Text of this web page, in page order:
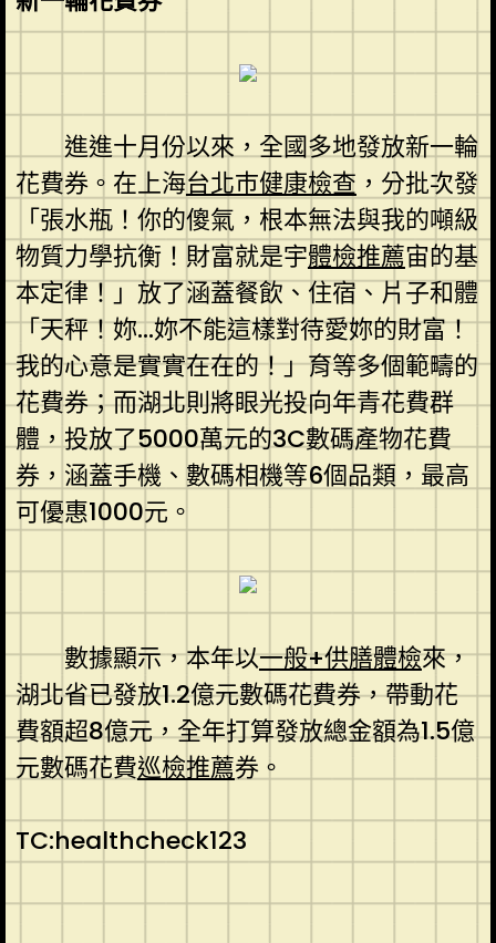
進進十月份以來，全國多地發放新一輪
花費券。在上海台北巿健康檢查 ，分批次發
「張水瓶！你的傻氣，根本無法與我的噸級
物質力學抗衡！財富就是宇體檢推薦宙的基
本定律！」放了涵蓋餐飲、住宿、片子和體
「天秤！妳…妳不能這樣對待愛妳的財富！
我的心意是實實在在的！」育等多個範疇的
花費券；而湖北則將眼光投向年青花費群
體，投放了5000萬元的3C數碼產物花費
券，涵蓋手機、數碼相機等6個品類，最高
可優惠1000元。
數據顯示，本年以一般+供膳體檢來，
湖北省已發放1.2億元數碼花費券，帶動花
費額超8億元，全年打算發放總金額為1.5億
元數碼花費巡檢推薦券。
TC:healthcheck123